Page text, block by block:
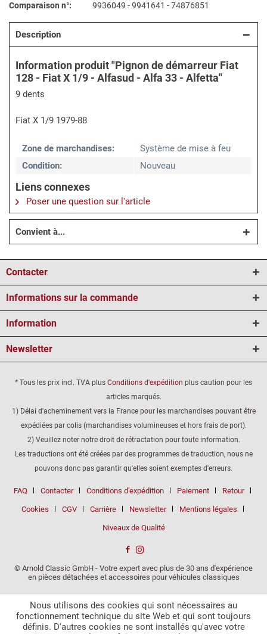
Comparaison n°:
9936049 - 9941641 - 74876851
Description
Information produit "Pignon de démarreur Fiat
128 - Fiat X 1/9 - Alfasud - Alfa 33 - Alfetta"
9 dents
Fiat X 1/9 1979-88
Zone de marchandises:
Système de mise à feu
Condition:
Nouveau
Liens connexes
Poser une question sur l'article
Convient à...
Contacter
Informations sur la commande
Information
Newsletter
* Tous les prix incl. TVA plus Conditions d'expédition plus caution pour les
articles marqués.
1) Délai d'acheminement vers la France pour les marchandises pouvant être
expédiées par colis (marchandises volumineuses et hors frais de port).
2) Veuillez noter notre droit de rétractation pour toute information.
Les traductions ont été créées par des programmes de traduction, nous ne
pouvons donc pas garantir qu'elles soient exemptes d'erreurs.
FAQ Contacter Conditions d'expédition Paiement Retour
Cookies CGV Carrière Newsletter Mentions légales
Niveaux de Qualité
© Arnold Classic GmbH - Votre expert avec plus de 30 ans d'expérience
en pièces détachées et accessoires pour véhicules classiques
Nous utilisons des cookies qui sont nécessaires au
fonctionnement technique du site Web et qui sont toujours
définis. D'autres cookies ne sont installés qu'avec votre